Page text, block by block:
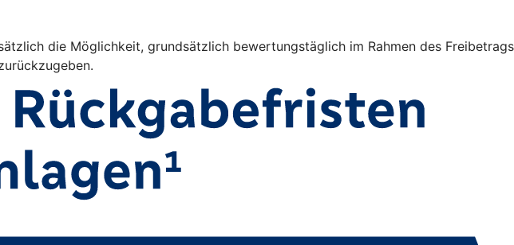
die Möglichkeit, grundsätzlich bewertungstäglich im Rahmen des Freibetrags